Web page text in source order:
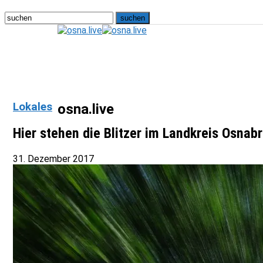
osna.live
Lokales
Hier stehen die Blitzer im Landkreis
31. Dezember 2017